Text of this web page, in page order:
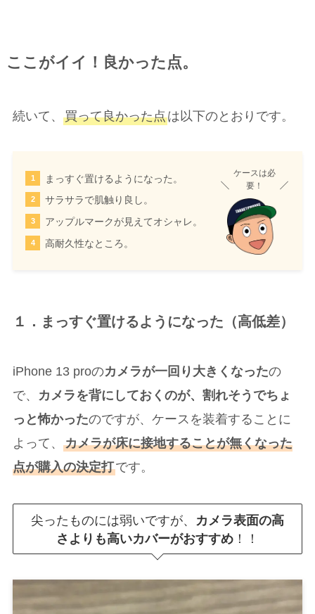
ここがイイ！ 良かった点。
続いて、 買って良かった点は以下のとおりです。
まっすぐ置けるようになった。
サラサラで肌触り良し。
アップルマークが見えてオシャレ。
高耐久性なところ。
ケースは必
要！
１．まっすぐ置けるようになった（高低差）
iPhone 13 proのカメラが一回り大きくなったの
で、
カメラを背にしておくのが、割れそうでちょ
っと怖かったのですが、ケースを装着することに
よって、 カメラが床に接地することが無くなった
点が購入の決定打です。
尖ったものには弱いですが、 カメラ表面の高
さよりも高いカバーがおすすめ ！！